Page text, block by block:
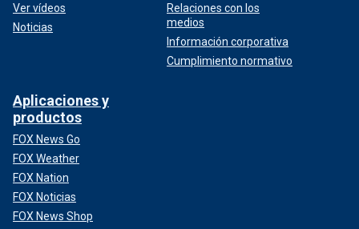
Ver vídeos
Noticias
Relaciones con los
medios
Información corporativa
Cumplimiento normativo
Aplicaciones y
productos
FOX News Go
FOX Weather
FOX Nation
FOX Noticias
FOX News Shop